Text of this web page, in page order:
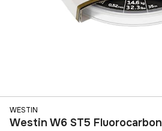
WESTIN
Westin W6 ST5 Fluorocarbon